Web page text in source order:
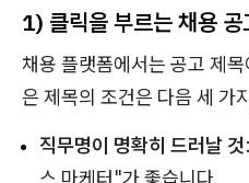
1) 클릭을 부르는 채용 공
채용 플랫폼에서는 공고 제
은 제목의 조건은 다음 세 가
직무명이 명확히 드러날 것